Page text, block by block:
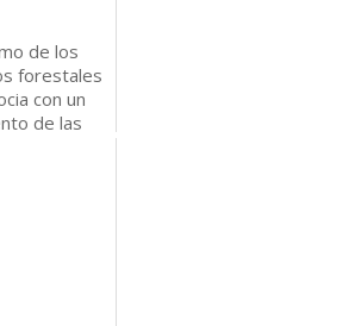
de los
forestales
con un
de las